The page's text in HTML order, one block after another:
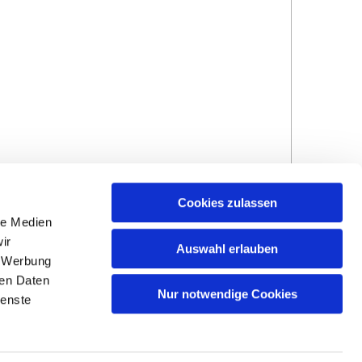
Medien
Daten
Cookies zulassen
Auswahl erlauben
Nur notwendige Cookies
Impressum und